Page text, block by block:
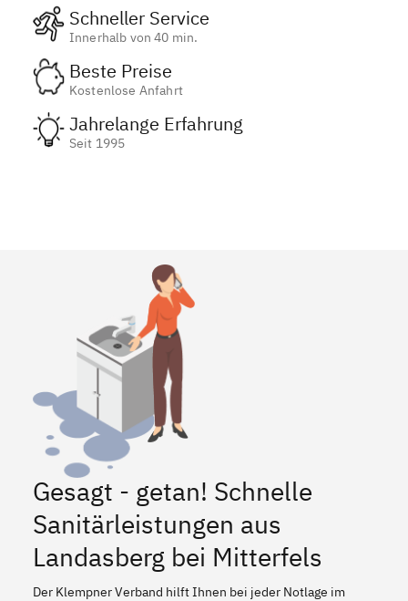
Schneller Service
Innerhalb von 40 min.
Beste Preise
Kostenlose Anfahrt
Jahrelange Erfahrung
Seit 1995
Gesagt - getan! Schnelle
Sanitärleistungen aus
Landasberg bei Mitterfels
Der Klempner Verband hilft Ihnen bei jeder Notlage im